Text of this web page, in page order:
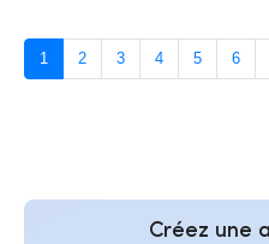
1 2 3 4 5 6
Créez une